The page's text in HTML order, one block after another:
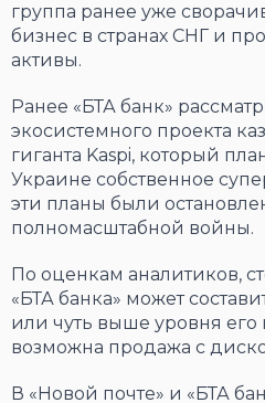
группа ранее уже
бизнес в странах СНГ и
активы.
Ранее «БТА банк»
экосистемного проекта
гиганта Kaspi, который
Украине собственное
эти планы были
полномасштабной войны.
По оценкам аналитиков,
«БТА банка» может
или чуть выше уровня его
возможна продажа с
В «Новой почте» и «БТА